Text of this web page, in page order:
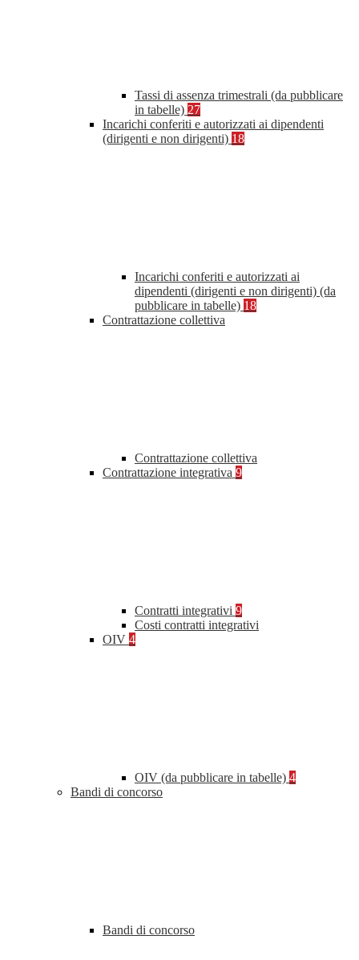
Tassi di assenza trimestrali (da pubblicare
in tabelle) 27
Incarichi conferiti e autorizzati ai dipendenti
(dirigenti e non dirigenti) 18
Incarichi conferiti e autorizzati ai
dipendenti (dirigenti e non dirigenti) (da
pubblicare in tabelle) 18
Contrattazione collettiva
Contrattazione collettiva
Contrattazione integrativa 9
Contratti integrativi 9
Costi contratti integrativi
OIV 4
OIV (da pubblicare in tabelle) 4
Bandi di concorso
Bandi di concorso